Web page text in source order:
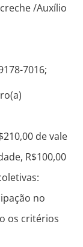
/Auxílio
7016;
de vale
R$100,00
no
os critérios